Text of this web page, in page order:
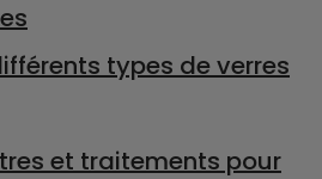
types de verres
et traitements pour